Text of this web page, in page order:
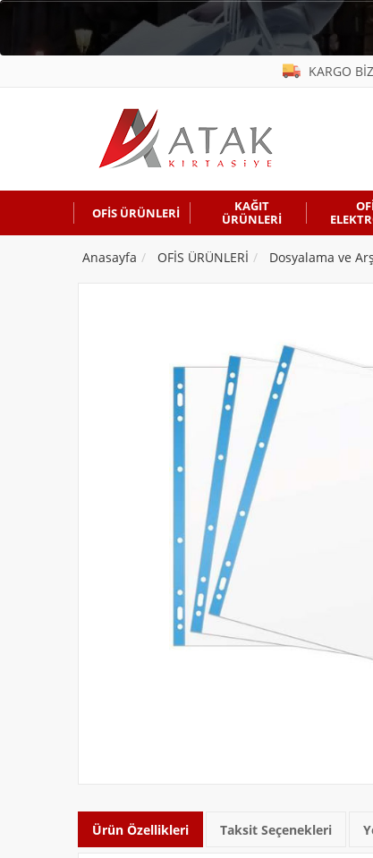
KARGO
OFİS ÜRÜNLERİ
KAĞIT
ÜRÜNLERİ
Anasayfa OFİS ÜRÜNLERİ Dosyalama ve
Ürün Özellikleri Taksit Seçenekleri